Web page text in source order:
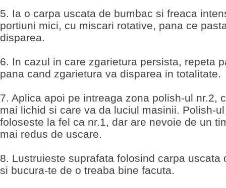
5. Ia o carpa uscata de bumbac si freaca
portiuni mici, cu miscari rotative, pana ce
disparea.
6. In cazul in care zgarietura persista, repeta
pana cand zgarietura va disparea in totalitate.
7. Aplica apoi pe intreaga zona polish-ul nr.2,
mai lichid si care va da luciul masinii. Polish-
foloseste la fel ca nr.1, dar are nevoie de un
mai redus de uscare.
8. Lustruieste suprafata folosind carpa uscata
si bucura-te de o treaba bine facuta.